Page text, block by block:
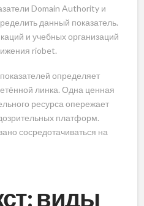
Domain Authority и
данный показатель.
и учебных организаций
riobet.
определяет
линка. Одна ценная
ресурса опережает
платформ.
сосредотачиваться на
виды